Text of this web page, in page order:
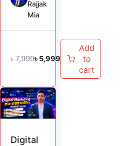
Course
Rajjak
Mia
৳7,999৳ 5,999
Add
to
cart
Digital
Original
price
was:
Current
price
is: